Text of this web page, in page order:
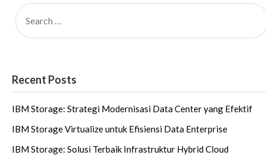
Recent Posts
IBM Storage: Strategi Modernisasi Data Center yang Efektif
IBM Storage Virtualize untuk Efisiensi Data Enterprise
IBM Storage: Solusi Terbaik Infrastruktur Hybrid Cloud